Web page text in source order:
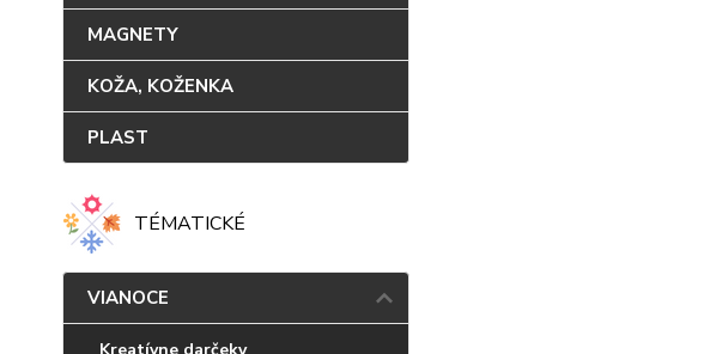
MAGNETY
KOŽA, KOŽENKA
PLAST
TÉMATICKÉ
VIANOCE